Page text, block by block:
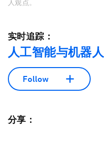
人观点。
实时追踪：
人工智能与机器人
Follow
分享：